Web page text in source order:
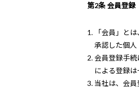
第2条 会員登録
「会員」と
承認した個人
会員登録手
による登録は
当社は、会